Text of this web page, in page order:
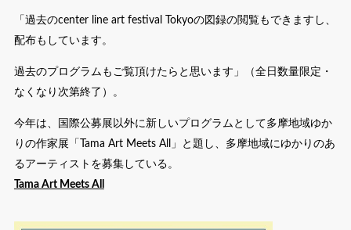
「過去のcenter line art festival Tokyoの図録の閲覧もできますし、
配布もしています。
過去のプログラムもご覧頂けたらと思います」（全日数量限定・
なくなり次第終了）。
今年は、国際公募展以外に新しいプログラムとして多摩地域ゆか
りの作家展「Tama Art Meets All」と題し、多摩地域にゆかりのあ
るアーティストを募集している。
Tama Art Meets All